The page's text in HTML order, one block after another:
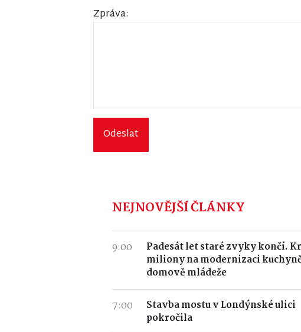
Zpráva:
Odeslat
NEJNOVĚJŠÍ ČLÁNKY
9:00
Padesát let staré zvyky končí.
miliony na modernizaci
domově mládeže
7:00
Stavba mostu v Londýnské ulici
pokročila